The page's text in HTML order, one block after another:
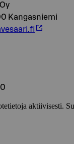
Kangasniemi
aktiivisesti.